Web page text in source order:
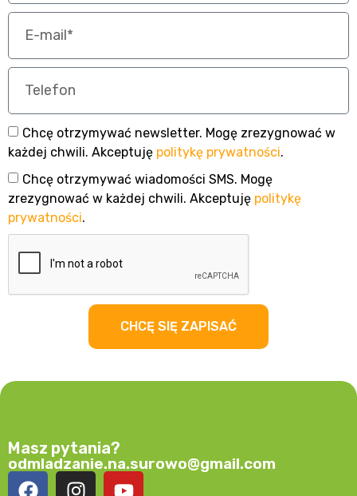
Chcę otrzymywać newsletter. Mogę zrezygnować w
każdej chwili. Akceptuję politykę prywatności.
Chcę otrzymywać wiadomości SMS. Mogę
zrezygnować w każdej chwili. Akceptuję politykę
prywatności.
CHCĘ SIĘ ZAPISAĆ
Masz pytania?
odmladzanie.na.surowo@gmail.com